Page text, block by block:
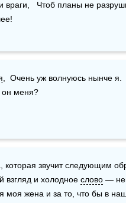
враги,   Чтоб планы не
,  Очень уж волнуюсь нынче я.
меня?
которая звучит следующим
и холодное слово —
моя жена и за то, что бы в